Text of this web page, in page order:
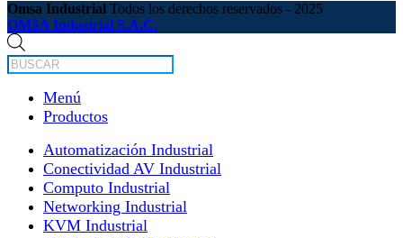
Omsa Industrial Todos los derechos reservados - 2025
OMSA Industrial S.A.C.
de
productos
Menú
Productos
Automatización Industrial
Conectividad AV Industrial
Computo Industrial
Networking Industrial
KVM Industrial